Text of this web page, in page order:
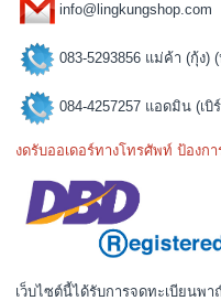
info@lingkungshop.com
083-5293856 แม่ค้า (กุ้ง)
084-4257257 แอดมิน (เบิ
งดรับออเดอร์ทางโทรศัพท์ ป้องก
เว็บไซต์นี้ได้รับการจดทะเบียน